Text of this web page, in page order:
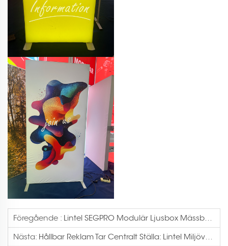
Föregående : Lintel SEGPRO Modulär Ljusbox Mässbygge Case
Nästa: Hållbar Reklam Tar Centralt Ställa: Lintel Miljövänliga Lösningar Driver Varumärke